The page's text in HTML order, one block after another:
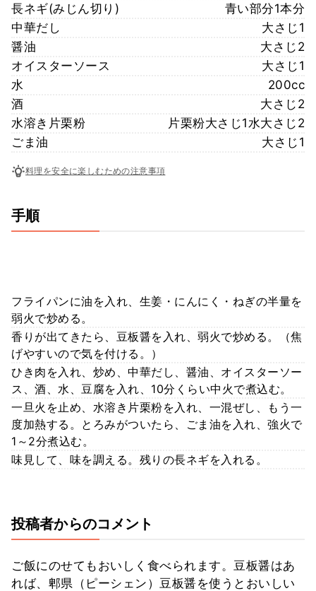
長ネギ(みじん切り)
青い部分1本分
中華だし
大さじ1
醤油
大さじ2
オイスターソース
大さじ1
水
200cc
酒
大さじ2
水溶き片栗粉
片栗粉大さじ1水大さじ2
ごま油
大さじ1
料理を安全に楽しむための注意事項
手順
フライパンに油を入れ、生姜・にんにく・ねぎの半量を
弱火で炒める。
香りが出てきたら、豆板醤を入れ、弱火で炒める。（焦
げやすいので気を付ける。）
ひき肉を入れ、炒め、中華だし、醤油、オイスターソー
ス、酒、水、豆腐を入れ、10分くらい中火で煮込む。
一旦火を止め、水溶き片栗粉を入れ、一混ぜし、もう一
度加熱する。とろみがついたら、ごま油を入れ、強火で
1～2分煮込む。
味見して、味を調える。残りの長ネギを入れる。
投稿者からのコメント
ご飯にのせてもおいしく食べられます。豆板醤はあ
れば、郫県（ピーシェン）豆板醤を使うとおいしい